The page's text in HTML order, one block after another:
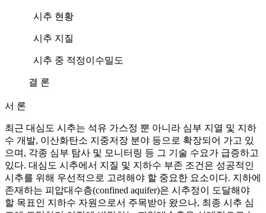
시추 현황
시추 지질
시추 중 적정이수밀도
결 론
서 론
최근 대심도 시추는 석유 가스정 뿐 아니라 심부 지열 및 지하
수 개발, 이산화탄소 지중저장 분야 등으로 확장되어 가고 있
으며, 각종 심부 탐사 및 모니터링 등 그 기술 수요가 급증하고
있다. 대심도 시추에서 지질 및 지하수 부존 조건은 성공적인
시추를 위해 우선적으로 고려해야 할 중요한 요소이다. 지하에
존재하는 피압대수층(confined aquifer)은 시추정이 도달해야
할 목표인 지하수 자원으로서 주목받아 왔으나, 최종 시추 심